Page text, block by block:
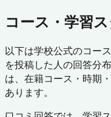
コース・学習
以下は学校公式のコー
を投稿した人の回答分
は、在籍コース・時期
あります。